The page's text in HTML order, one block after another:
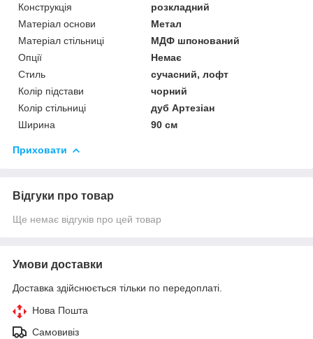
Конструкція
розкладний
Матеріал основи
Метал
Матеріал стільниці
МДФ шпонований
Опції
Немає
Стиль
сучасний, лофт
Колір підстави
чорний
Колір стільниці
дуб Артезіан
Ширина
90 см
Приховати
Відгуки про товар
Ще немає відгуків про цей товар
Умови доставки
Доставка здійснюється тільки по передоплаті.
Нова Пошта
Самовивіз